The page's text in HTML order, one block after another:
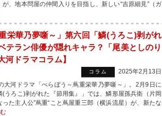
、地本問屋の仲間入りを目指し、新しい“吉原細見”（ガ
栄華乃夢噺～」第六回「鱗(うろこ)剥がれ
テラン俳優が隠れキャラ？「尾美としのり
河ドラマコラム】
コラム
2025年2月13日
河ドラマ「べらぼう～蔦重栄華乃夢噺～」。2月9日に
うろこ)剥がれた『節用集』」では、鱗形屋孫兵衛（片岡
た主人公”蔦重“こと蔦屋重三郎（横浜流星）が、新たな